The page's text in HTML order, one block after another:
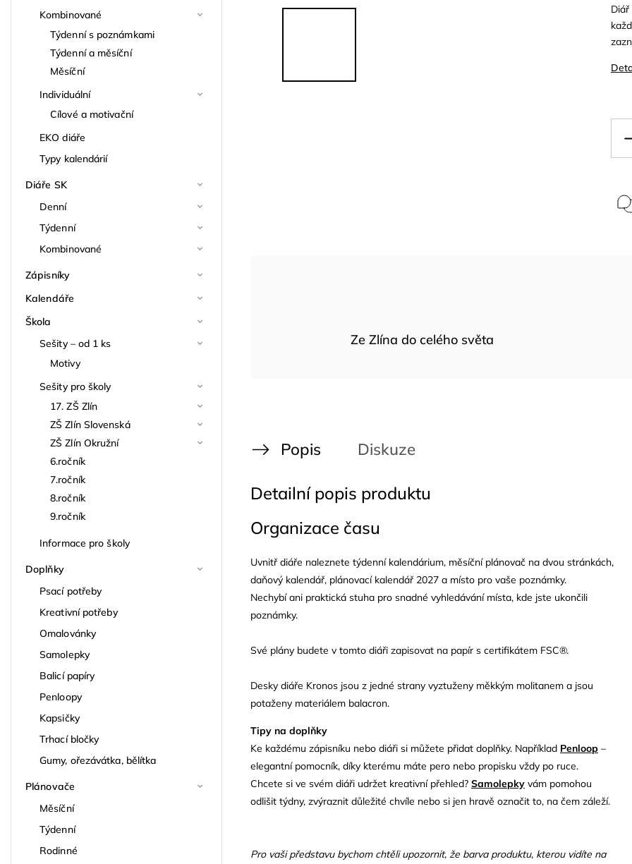
Kombinované
Týdenní s poznámkami
Týdenní a měsíční
Měsíční
Individuální
Cílové a motivační
EKO diáře
Typy kalendárií
Diáře SK
Denní
Týdenní
Kombinované
Zápisníky
Kalendáře
Škola
Sešity – od 1 ks
Motivy
Sešity pro školy
17. ZŠ Zlín
ZŠ Zlín Slovenská
ZŠ Zlín Okružní
6.ročník
7.ročník
8.ročník
9.ročník
Informace pro školy
Doplňky
Psací potřeby
Kreativní potřeby
Omalovánky
Samolepky
Balicí papíry
Penloopy
Kapsičky
Trhací bločky
Gumy, ořezávátka, bělítka
Plánovače
Měsíční
Týdenní
Rodinné
Ze Zlína do celého světa
Popis Diskuze
Detailní popis produktu
Organizace času
Uvnitř diáře naleznete týdenní kalendárium, měsíční plánovač na dvou stránkách,
daňový kalendář, plánovací kalendář 2027 a místo pro vaše poznámky.
Nechybí ani praktická stuha pro snadné vyhledávání místa, kde jste ukončili
poznámky.
Své plány budete v tomto diáři zapisovat na papír s certifikátem FSC®.
Desky diáře Kronos jsou z jedné strany vyztuženy měkkým molitanem a jsou
potaženy materiálem balacron.
Tipy na doplňky
Ke každému zápisníku nebo diáři si můžete přidat doplňky. Například Penloop –
elegantní pomocník, díky kterému máte pero nebo propisku vždy po ruce.
Chcete si ve svém diáři udržet kreativní přehled? Samolepky vám pomohou
odlišit týdny, zvýraznit důležité chvíle nebo si jen hravě označit to, na čem záleží.
Pro vaši představu bychom chtěli upozornit, že barva produktu, kterou vidíte na